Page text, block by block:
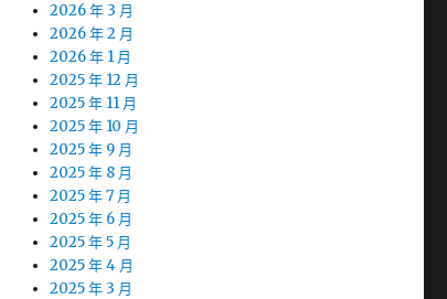
2026 年 3 月
2026 年 2 月
2026 年 1 月
2025 年 12 月
2025 年 11 月
2025 年 10 月
2025 年 9 月
2025 年 8 月
2025 年 7 月
2025 年 6 月
2025 年 5 月
2025 年 4 月
2025 年 3 月